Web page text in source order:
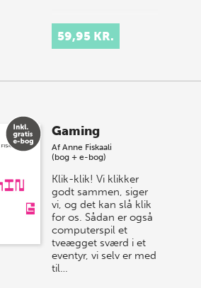
59,95 KR.
Gaming
Af Anne Fiskaali
(bog + e-bog)
Klik-klik! Vi klikker
godt sammen, siger
vi, og det kan slå klik
for os. Sådan er også
computerspil et
tveægget sværd i et
eventyr, vi selv er med
til…